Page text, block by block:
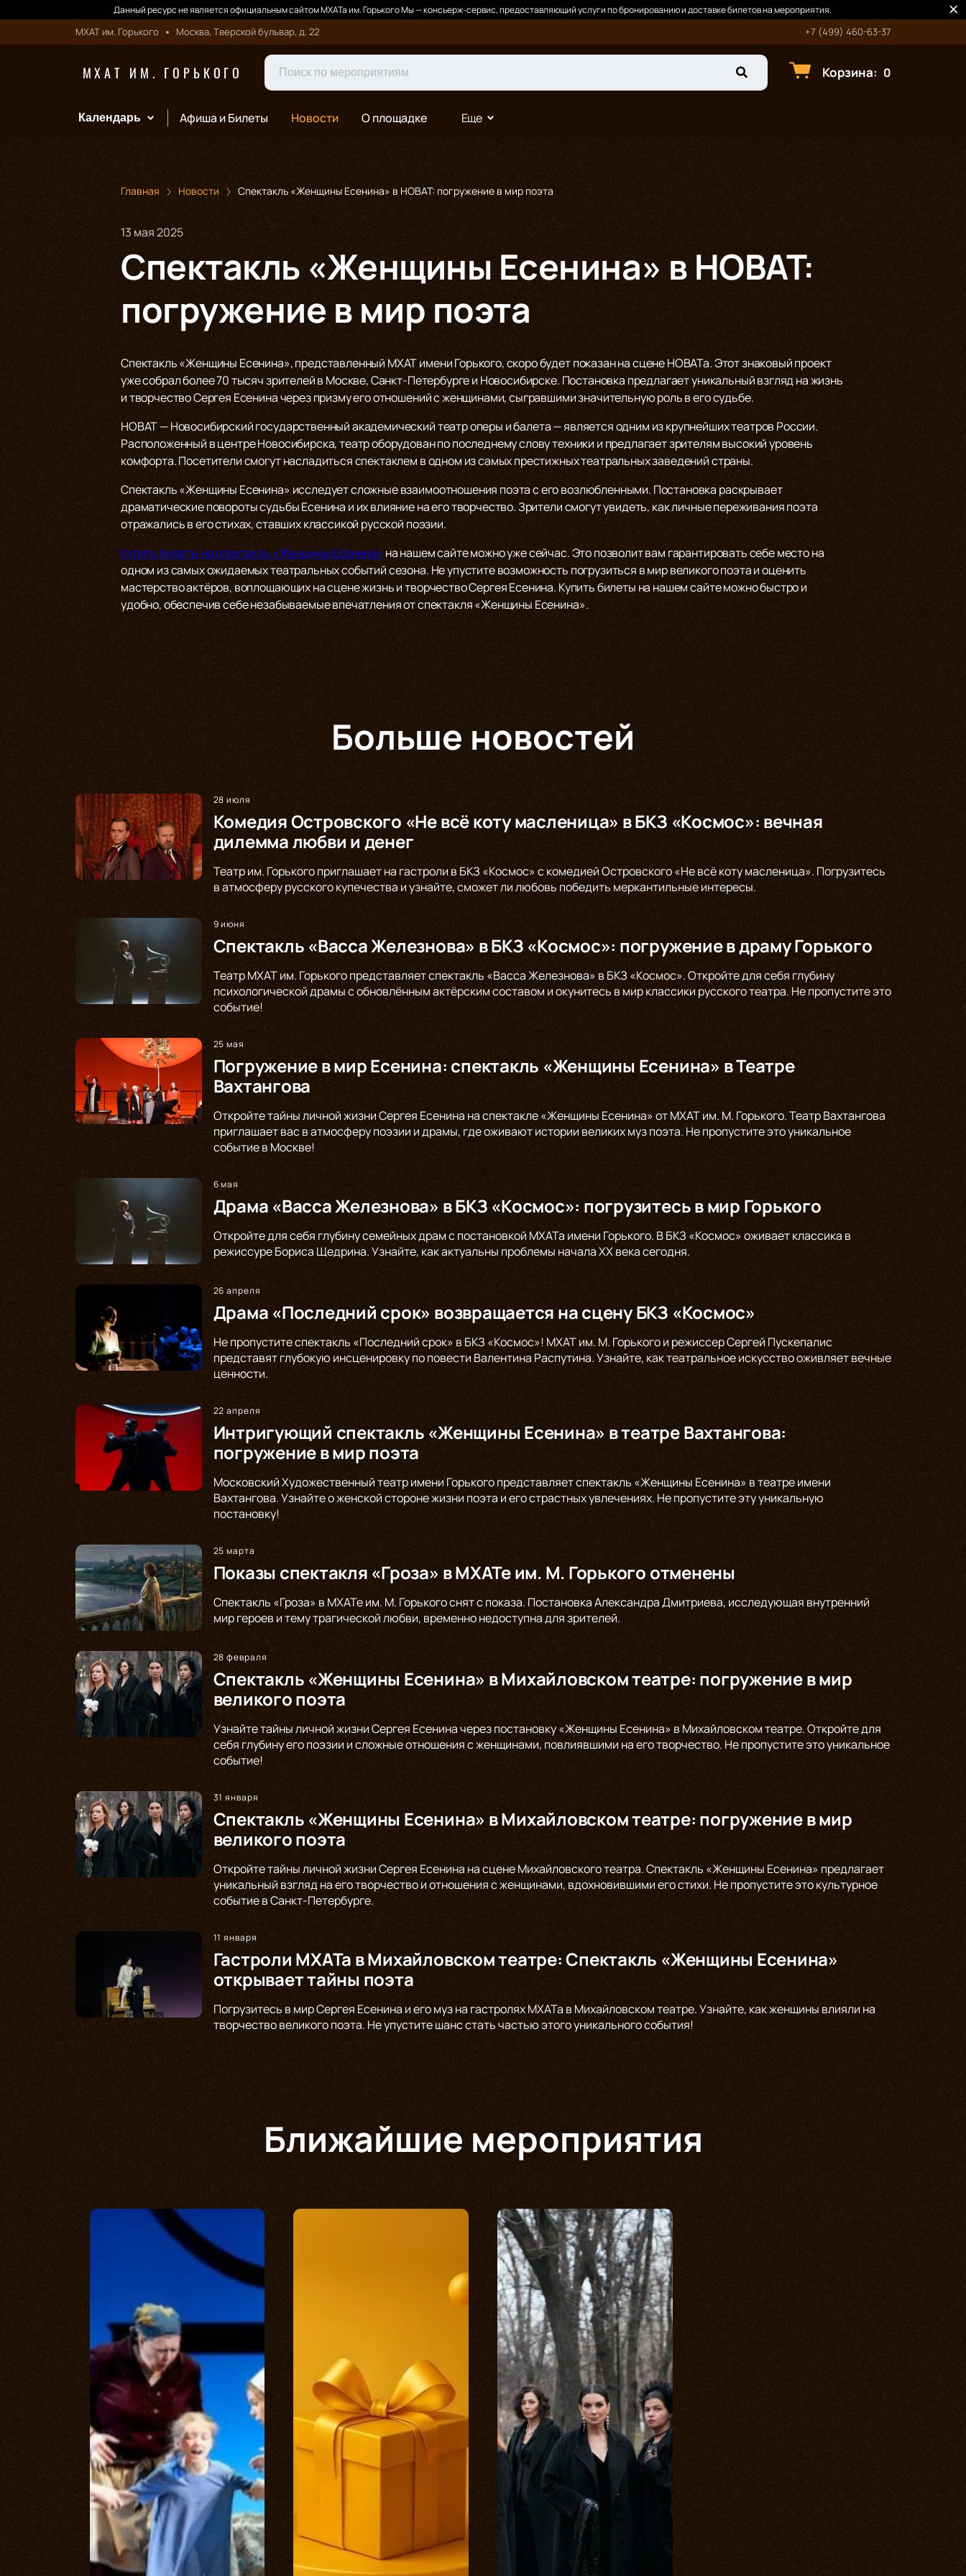
Данный ресурс не является официальным сайтом МХАТа им. Горького Мы — консьерж-сервис, предоставляющий услуги по бронированию и доставке билетов на мероприятия.
МХАТ им. Горького Москва, Тверской бульвар, д. 22 +7 (499) 460-63-37
МХАТ ИМ. ГОРЬКОГО Корзина: 0
Календарь Афиша и Билеты Новости О площадке Еще
Главная Новости Спектакль «Женщины Есенина» в НОВАТ: погружение в мир поэта
13 мая 2025
Спектакль «Женщины Есенина» в НОВАТ:
погружение в мир поэта
Спектакль «Женщины Есенина», представленный МХАТ имени Горького, скоро будет показан на сцене НОВАТа. Этот знаковый проект
уже собрал более 70 тысяч зрителей в Москве, Санкт-Петербурге и Новосибирске. Постановка предлагает уникальный взгляд на жизнь
и творчество Сергея Есенина через призму его отношений с женщинами, сыгравшими значительную роль в его судьбе.
НОВАТ — Новосибирский государственный академический театр оперы и балета — является одним из крупнейших театров России.
Расположенный в центре Новосибирска, театр оборудован по последнему слову техники и предлагает зрителям высокий уровень
комфорта. Посетители смогут насладиться спектаклем в одном из самых престижных театральных заведений страны.
Спектакль «Женщины Есенина» исследует сложные взаимоотношения поэта с его возлюбленными. Постановка раскрывает
драматические повороты судьбы Есенина и их влияние на его творчество. Зрители смогут увидеть, как личные переживания поэта
отражались в его стихах, ставших классикой русской поэзии.
Купить билеты на спектакль «Женщины Есенина» на нашем сайте можно уже сейчас. Это позволит вам гарантировать себе место на
одном из самых ожидаемых театральных событий сезона. Не упустите возможность погрузиться в мир великого поэта и оценить
мастерство актёров, воплощающих на сцене жизнь и творчество Сергея Есенина. Купить билеты на нашем сайте можно быстро и
удобно, обеспечив себе незабываемые впечатления от спектакля «Женщины Есенина».
Больше новостей
28 июля
Комедия Островского «Не всё коту масленица» в БКЗ «Космос»: вечная
дилемма любви и денег
Театр им. Горького приглашает на гастроли в БКЗ «Космос» с комедией Островского «Не всё коту масленица». Погрузитесь
в атмосферу русского купечества и узнайте, сможет ли любовь победить меркантильные интересы.
9 июня
Спектакль «Васса Железнова» в БКЗ «Космос»: погружение в драму Горького
Театр МХАТ им. Горького представляет спектакль «Васса Железнова» в БКЗ «Космос». Откройте для себя глубину
психологической драмы с обновлённым актёрским составом и окунитесь в мир классики русского театра. Не пропустите это
событие!
25 мая
Погружение в мир Есенина: спектакль «Женщины Есенина» в Театре
Вахтангова
Откройте тайны личной жизни Сергея Есенина на спектакле «Женщины Есенина» от МХАТ им. М. Горького. Театр Вахтангова
приглашает вас в атмосферу поэзии и драмы, где оживают истории великих муз поэта. Не пропустите это уникальное
событие в Москве!
6 мая
Драма «Васса Железнова» в БКЗ «Космос»: погрузитесь в мир Горького
Откройте для себя глубину семейных драм с постановкой МХАТа имени Горького. В БКЗ «Космос» оживает классика в
режиссуре Бориса Щедрина. Узнайте, как актуальны проблемы начала XX века сегодня.
26 апреля
Драма «Последний срок» возвращается на сцену БКЗ «Космос»
Не пропустите спектакль «Последний срок» в БКЗ «Космос»! МХАТ им. М. Горького и режиссер Сергей Пускепалис
представят глубокую инсценировку по повести Валентина Распутина. Узнайте, как театральное искусство оживляет вечные
ценности.
22 апреля
Интригующий спектакль «Женщины Есенина» в театре Вахтангова:
погружение в мир поэта
Московский Художественный театр имени Горького представляет спектакль «Женщины Есенина» в театре имени
Вахтангова. Узнайте о женской стороне жизни поэта и его страстных увлечениях. Не пропустите эту уникальную
постановку!
25 марта
Показы спектакля «Гроза» в МХАТе им. М. Горького отменены
Спектакль «Гроза» в МХАТе им. М. Горького снят с показа. Постановка Александра Дмитриева, исследующая внутренний
мир героев и тему трагической любви, временно недоступна для зрителей.
28 февраля
Спектакль «Женщины Есенина» в Михайловском театре: погружение в мир
великого поэта
Узнайте тайны личной жизни Сергея Есенина через постановку «Женщины Есенина» в Михайловском театре. Откройте для
себя глубину его поэзии и сложные отношения с женщинами, повлиявшими на его творчество. Не пропустите это уникальное
событие!
31 января
Спектакль «Женщины Есенина» в Михайловском театре: погружение в мир
великого поэта
Откройте тайны личной жизни Сергея Есенина на сцене Михайловского театра. Спектакль «Женщины Есенина» предлагает
уникальный взгляд на его творчество и отношения с женщинами, вдохновившими его стихи. Не пропустите это культурное
событие в Санкт-Петербурге.
11 января
Гастроли МХАТа в Михайловском театре: Спектакль «Женщины Есенина»
открывает тайны поэта
Погрузитесь в мир Сергея Есенина и его муз на гастролях МХАТа в Михайловском театре. Узнайте, как женщины влияли на
творчество великого поэта. Не упустите шанс стать частью этого уникального события!
Ближайшие мероприятия